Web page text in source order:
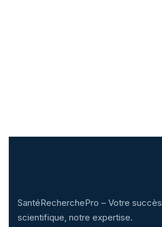
SantéRecherchePro – Votre succès
scientifique, notre expertise.